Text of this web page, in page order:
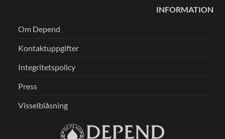
INFORMATION
Om Depend
Kontaktuppgifter
Integritetspolicy
Press
Visselblåsning